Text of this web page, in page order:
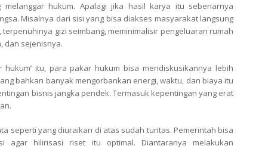
hukum. Apalagi jika hasil karya itu sebenarnya
Misalnya dari sisi yang bisa diakses masyarakat langsung
gizi seimbang, meminimalisir pengeluaran rumah
dan sejenisnya.
itu, para pakar hukum bisa mendiskusikannya lebih
bahkan banyak mengorbankan energi, waktu, dan biaya itu
bisnis jangka pendek. Termasuk kepentingan yang erat
seperti yang diuraikan di atas sudah tuntas. Pemerintah bisa
agar hilirisasi riset itu optimal. Diantaranya melakukan